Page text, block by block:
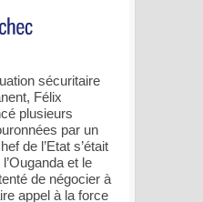
sécuritaire
Félix
plusieurs
par un
de l’Etat s’était
et le
de négocier à
appel à la force